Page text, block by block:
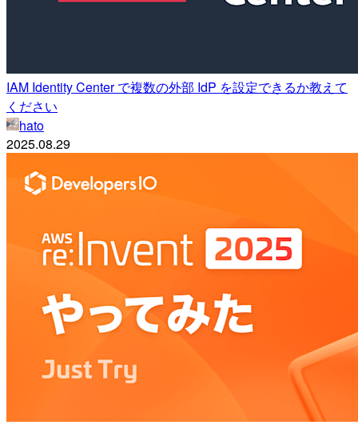
IAM Identity Center で複数の外部 IdP を設定できるか教えて
ください
hato
2025.08.29